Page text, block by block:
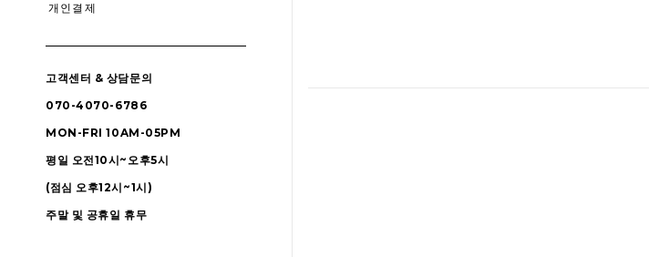
개인결제
고객센터 & 상담문의
070-4070-6786
MON-FRI 10AM-05PM
평일 오전10시~오후5시
(점심 오후12시~1시)
주말 및 공휴일 휴무